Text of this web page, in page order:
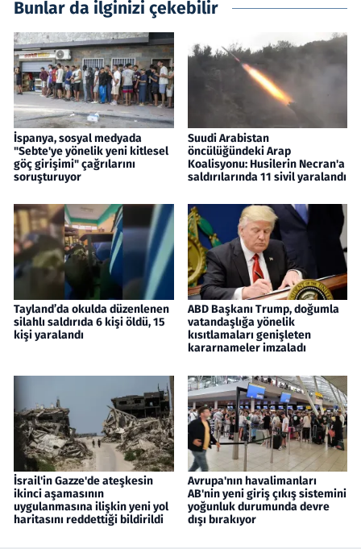
Bunlar da ilginizi çekebilir
İspanya, sosyal medyada
"Sebte'ye yönelik yeni kitlesel
göç girişimi" çağrılarını
soruşturuyor
Suudi Arabistan
öncülüğündeki Arap
Koalisyonu: Husilerin Necran'a
saldırılarında 11 sivil yaralandı
Tayland’da okulda düzenlenen
silahlı saldırıda 6 kişi öldü, 15
kişi yaralandı
ABD Başkanı Trump, doğumla
vatandaşlığa yönelik
kısıtlamaları genişleten
kararnameler imzaladı
İsrail'in Gazze'de ateşkesin
ikinci aşamasının
uygulanmasına ilişkin yeni yol
haritasını reddettiği bildirildi
Avrupa'nın havalimanları
AB'nin yeni giriş çıkış sistemini
yoğunluk durumunda devre
dışı bırakıyor